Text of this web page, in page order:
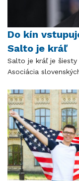
Do kín
Salto je kráľ
Salto je kráľ je
Asociácia